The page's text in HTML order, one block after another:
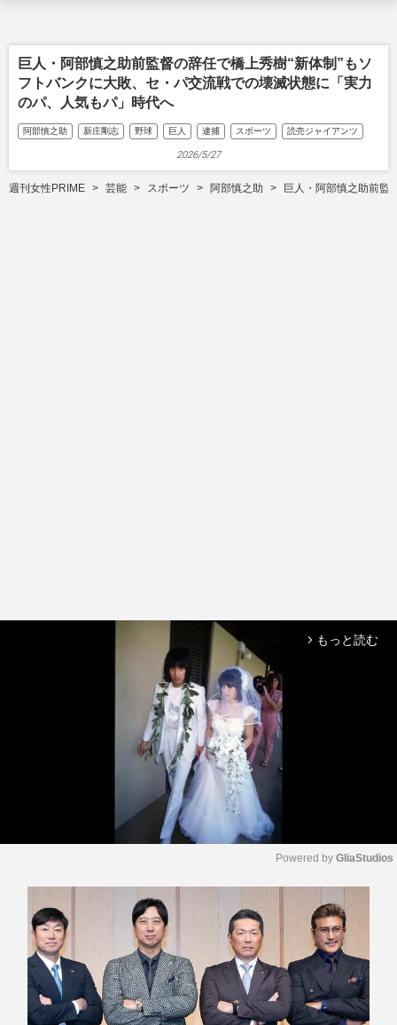
巨人・阿部慎之助前監督の辞任で橋上秀樹“新体制”もソ
フトバンクに大敗、セ・パ交流戦での壊滅状態に「実力
のパ、人気もパ」時代へ
阿部慎之助 新庄剛志 野球 巨人 逮捕 スポーツ 読売ジャイアンツ
2026/5/27
週刊女性PRIME 芸能 スポーツ 阿部慎之助 巨人・阿部慎之助前監
arrow_forward_ios もっと読む
u
t
e
Powered by GliaStudios